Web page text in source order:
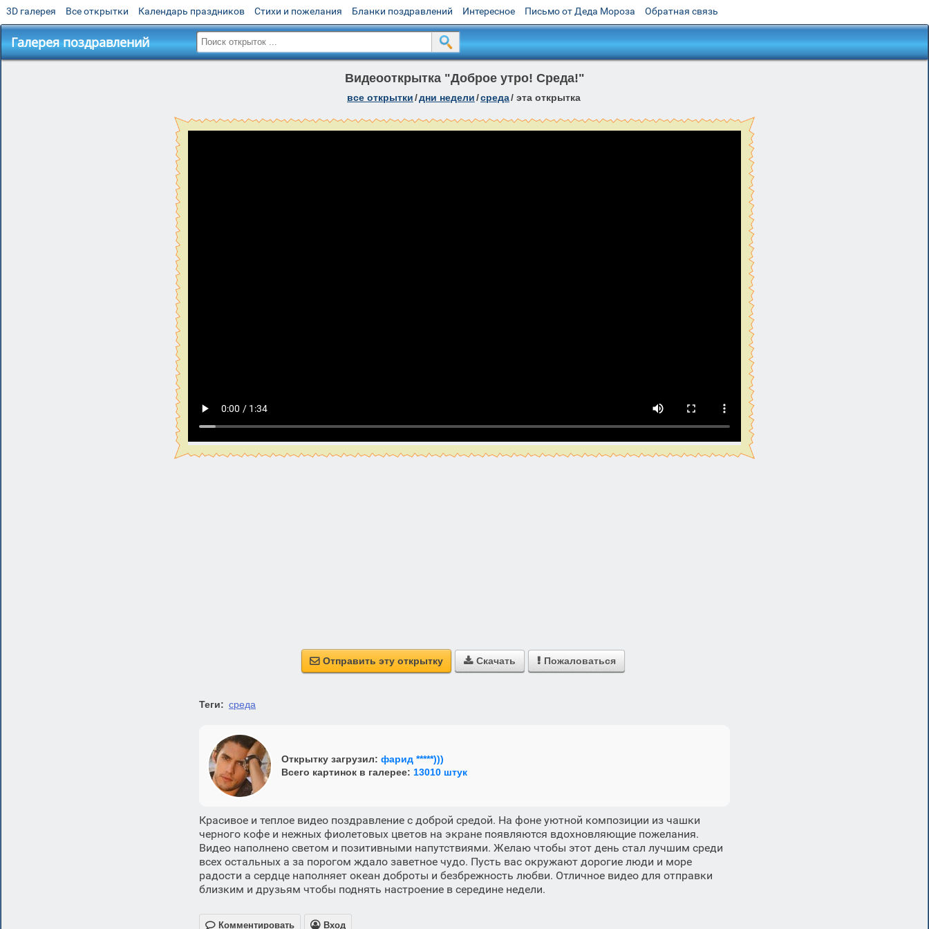
3D галерея Все открытки Календарь праздников Стихи и пожелания Бланки поздравлений Интересное Письмо от Деда Мороза Обратная связь
Галерея поздравлений
Видеооткрытка "Доброе утро! Среда!"
все открытки/дни недели/среда/ эта открытка
 Отправить эту открытку  Скачать  Пожаловаться
Теги: среда
Открытку загрузил: фарид *****)))
Всего картинок в галерее: 13010 штук
Красивое и теплое видео поздравление с доброй средой. На фоне уютной композиции из чашки
черного кофе и нежных фиолетовых цветов на экране появляются вдохновляющие пожелания.
Видео наполнено светом и позитивными напутствиями. Желаю чтобы этот день стал лучшим среди
всех остальных а за порогом ждало заветное чудо. Пусть вас окружают дорогие люди и море
радости а сердце наполняет океан доброты и безбрежность любви. Отличное видео для отправки
близким и друзьям чтобы поднять настроение в середине недели.
 Комментировать  Вход